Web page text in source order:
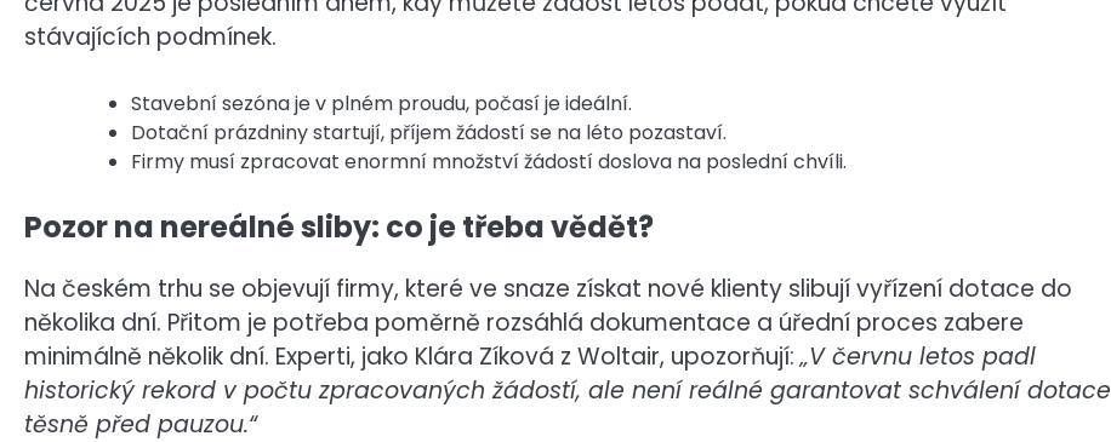
stávajících podmínek.
Stavební sezóna je v plném proudu, počasí je ideální.
Dotační prázdniny startují, příjem žádostí se na léto pozastaví.
Firmy musí zpracovat enormní množství žádostí doslova na poslední chvíli.
Pozor na nereálné sliby: co je třeba vědět?
Na českém trhu se objevují firmy, které ve snaze získat nové klienty slibují vyřízení dotace do
několika dní. Přitom je potřeba poměrně rozsáhlá dokumentace a úřední proces zabere
minimálně několik dní. Experti, jako Klára Zíková z Woltair, upozorňují:„V červnu letos padl
historický rekord v počtu zpracovaných žádostí, ale není reálné garantovat schválení dotace
těsně před pauzou.“